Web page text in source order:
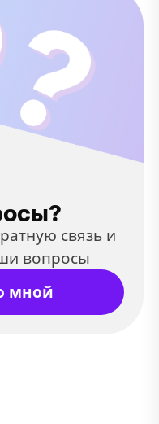
связь и
вопросы
мной